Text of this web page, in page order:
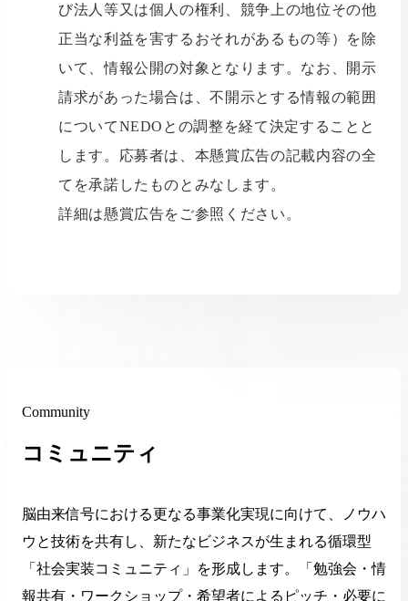
び法人等又は個人の権利、競争上の地位その他
正当な利益を害するおそれがあるもの等）を除
いて、情報公開の対象となります。なお、開示
請求があった場合は、不開示とする情報の範囲
についてNEDOとの調整を経て決定することと
します。応募者は、本懸賞広告の記載内容の全
てを承諾したものとみなします。
詳細は懸賞広告をご参照ください。
Community
コミュニティ
脳由来信号における更なる事業化実現に向けて、ノウハ
ウと技術を共有し、新たなビジネスが生まれる循環型
「社会実装コミュニティ」を形成します。「勉強会・情
報共有・ワークショップ・希望者によるピッチ・必要に